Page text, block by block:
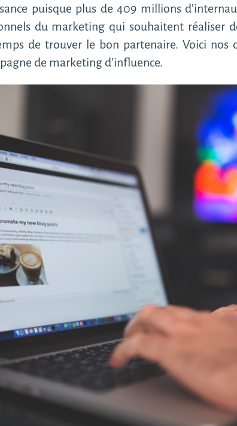
puisque plus de 409 millions
du marketing qui souhaitent réaliser
de trouver le bon partenaire. Voici nos
de marketing d’influence.